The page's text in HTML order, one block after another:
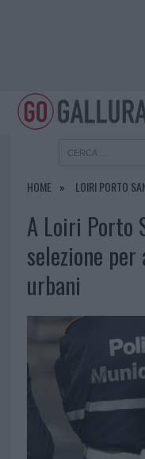
HOME LOIRI PORTO
A Loiri Porto
selezione
urbani